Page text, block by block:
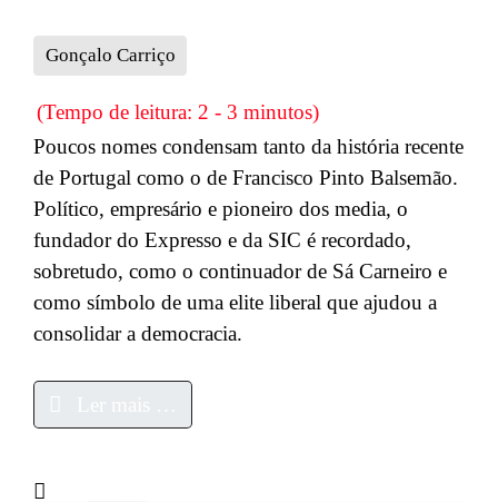
Gonçalo Carriço
(Tempo de leitura: 2 - 3 minutos)
Poucos nomes condensam tanto da história recente
de Portugal como o de Francisco Pinto Balsemão.
Político, empresário e pioneiro dos media, o
fundador do Expresso e da SIC é recordado,
sobretudo, como o continuador de Sá Carneiro e
como símbolo de uma elite liberal que ajudou a
consolidar a democracia.